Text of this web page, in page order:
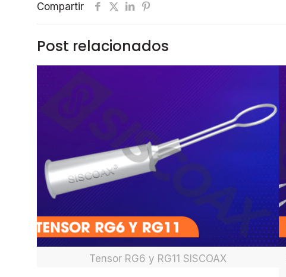
Compartir
Post relacionados
Tensor RG6 y RG11 SISCOAX